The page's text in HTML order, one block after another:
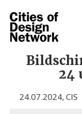
24
24.07.2024, CIS